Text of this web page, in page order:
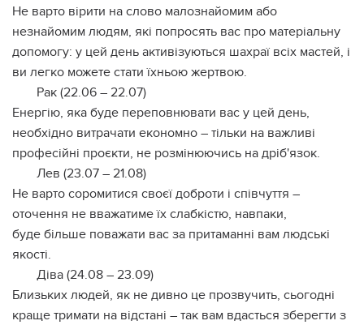
Не варто вірити на слово малознайомим або
незнайомим людям, які попросять вас про матеріальну
допомогу: у цей день активізуються шахраї всіх мастей, і
ви легко можете стати їхньою жертвою.
Рак (22.06 – 22.07)
Енергію, яка буде переповнювати вас у цей день,
необхідно витрачати економно – тільки на важливі
професійні проєкти, не розмінюючись на дріб'язок.
Лев (23.07 – 21.08)
Не варто соромитися своєї доброти і співчуття –
оточення не вважатиме їх слабкістю, навпаки,
буде більше поважати вас за притаманні вам людські
якості.
Діва (24.08 – 23.09)
Близьких людей, як не дивно це прозвучить, сьогодні
краще тримати на відстані – так вам вдасться зберегти з